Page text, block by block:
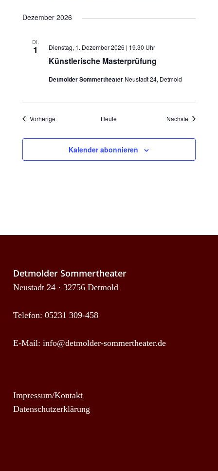
Dezember 2026
DI.
1
Künstlerische Masterprüfung
Dienstag, 1. Dezember 2026 | 19.30 Uhr
Detmolder Sommertheater Neustadt 24, Detmold
Vorherige Heute Nächste
Kalender abonnieren
Detmolder Sommertheater
Neustadt 24 · 32756 Detmold
Telefon: 05231 309-458
E-Mail: info@detmolder-sommertheater.de
Impressum/Kontakt
Datenschutzerklärung